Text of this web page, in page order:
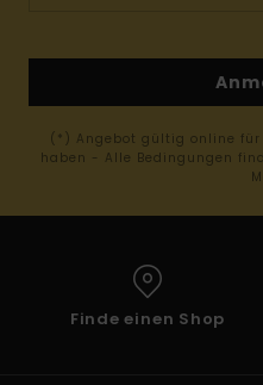
(*) Angebot gültig online
haben - Alle Bedingungen
Finde einen Shop